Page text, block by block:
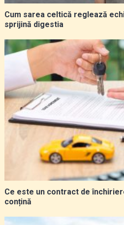
Cum sarea celtică reglează
sprijină digestia
Ce este un contract de
conțină